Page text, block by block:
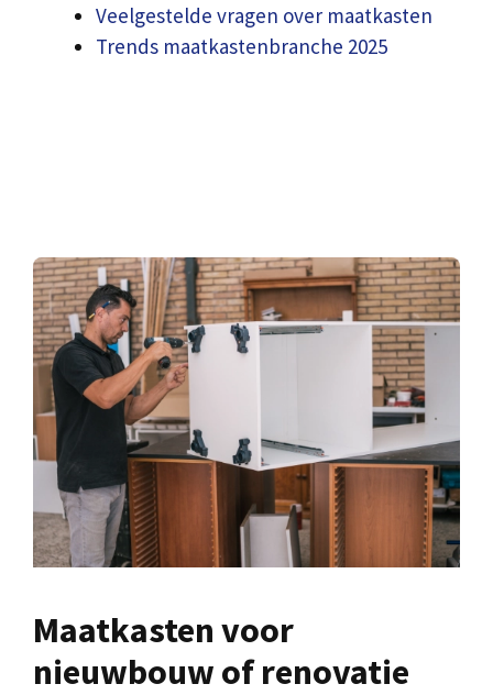
Veelgestelde vragen over maatkasten
Trends maatkastenbranche 2025
Maatkasten voor
nieuwbouw of renovatie